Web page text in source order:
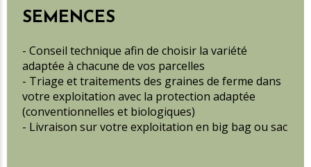
SEMENCES
- Conseil technique afin de choisir la variété
adaptée à chacune de vos parcelles
- Triage et traitements des graines de ferme dans
votre exploitation avec la protection adaptée
(conventionnelles et biologiques)
- Livraison sur votre exploitation en big bag ou sac